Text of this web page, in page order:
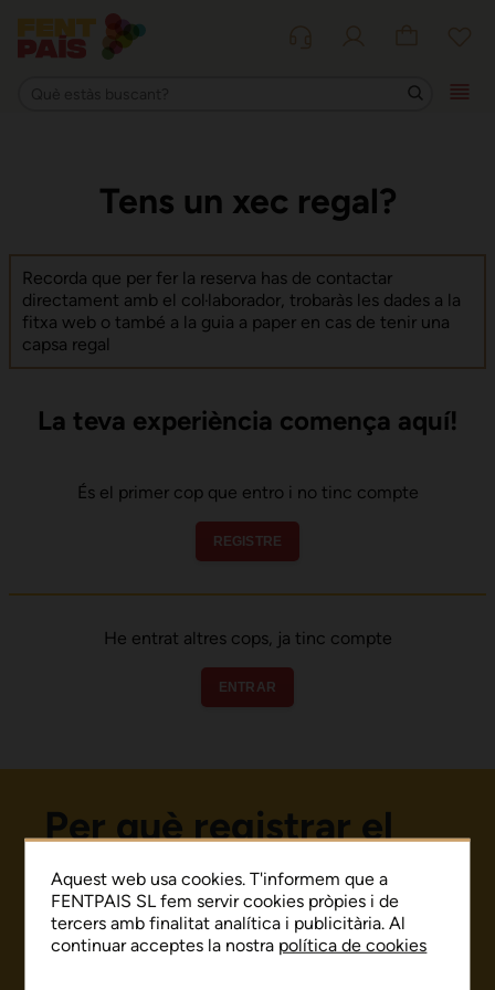
Tens un xec regal?
Recorda que per fer la reserva has de contactar
directament amb el col·laborador, trobaràs les dades a la
fitxa web o també a la guia a paper en cas de tenir una
capsa regal
La teva experiència comença aquí!
És el primer cop que entro i no tinc compte
REGISTRE
He entrat altres cops, ja tinc compte
ENTRAR
Per què registrar el
teu xec?
Aquest web usa cookies. T'informem que a
FENTPAIS SL fem servir cookies pròpies i de
tercers amb finalitat analítica i publicitària. Al
continuar acceptes la nostra política de cookies